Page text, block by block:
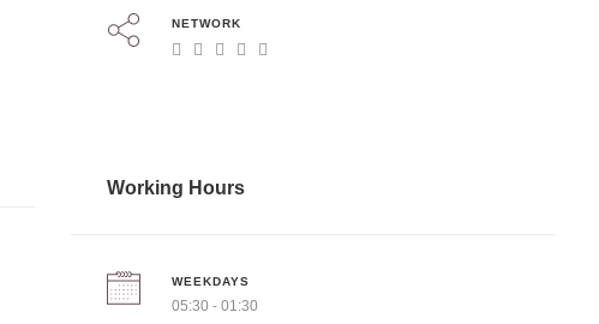
NETWORK
Working Hours
WEEKDAYS
05:30 - 01:30